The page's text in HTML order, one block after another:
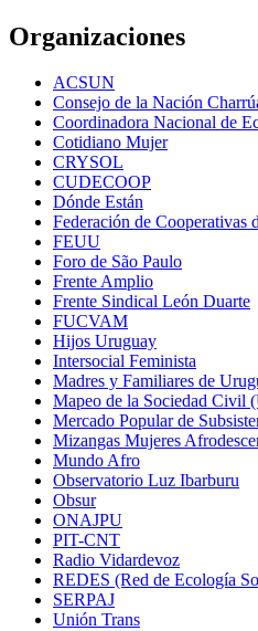
Organizaciones
ACSUN
Consejo de la Nación
Coordinadora Nacional de
Cotidiano Mujer
CRYSOL
CUDECOOP
Dónde Están
Federación de Cooperativas
FEUU
Foro de São Paulo
Frente Amplio
Frente Sindical León Duarte
FUCVAM
Hijos Uruguay
Intersocial Feminista
Madres y Familiares de
Mapeo de la Sociedad Civil
Mercado Popular de
Mizangas Mujeres
Mundo Afro
Observatorio Luz Ibarburu
Obsur
ONAJPU
PIT-CNT
Radio Vidardevoz
REDES (Red de Ecología
SERPAJ
Unión Trans